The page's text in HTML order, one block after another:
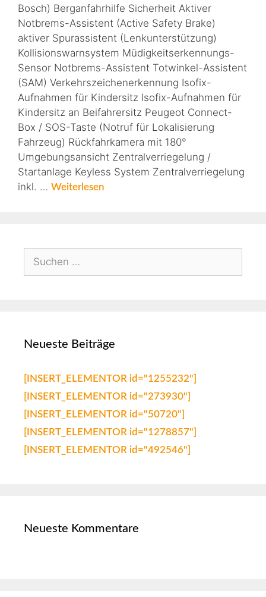
Bosch) Berganfahrhilfe Sicherheit Aktiver
Notbrems-Assistent (Active Safety Brake)
aktiver Spurassistent (Lenkunterstützung)
Kollisionswarnsystem Müdigkeitserkennungs-
Sensor Notbrems-Assistent Totwinkel-Assistent
(SAM) Verkehrszeichenerkennung Isofix-
Aufnahmen für Kindersitz Isofix-Aufnahmen für
Kindersitz an Beifahrersitz Peugeot Connect-
Box / SOS-Taste (Notruf für Lokalisierung
Fahrzeug) Rückfahrkamera mit 180°
Umgebungsansicht Zentralverriegelung /
Startanlage Keyless System Zentralverriegelung
inkl. … Weiterlesen
Neueste Beiträge
[INSERT_ELEMENTOR id="1255232"]
[INSERT_ELEMENTOR id="273930"]
[INSERT_ELEMENTOR id="50720"]
[INSERT_ELEMENTOR id="1278857"]
[INSERT_ELEMENTOR id="492546"]
Neueste Kommentare